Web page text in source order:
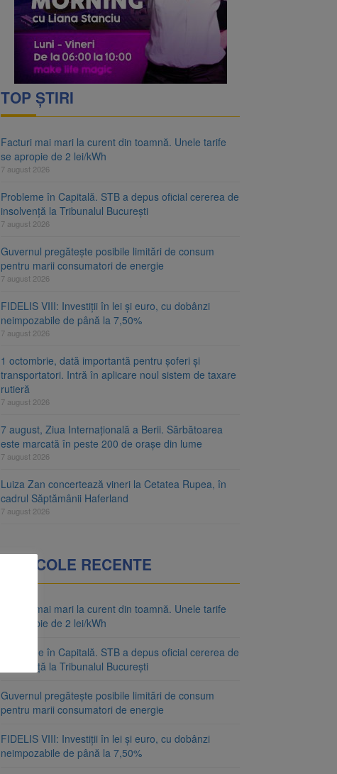
TOP ȘTIRI
Facturi mai mari la curent din toamnă. Unele tarife
se apropie de 2 lei/kWh
7 august 2026
Probleme în Capitală. STB a depus oficial cererea de
insolvență la Tribunalul București
7 august 2026
Guvernul pregătește posibile limitări de consum
pentru marii consumatori de energie
7 august 2026
FIDELIS VIII: Investiții în lei și euro, cu dobânzi
neimpozabile de până la 7,50%
7 august 2026
1 octombrie, dată importantă pentru șoferi și
transportatori. Intră în aplicare noul sistem de taxare
rutieră
7 august 2026
7 august, Ziua Internațională a Berii. Sărbătoarea
este marcată în peste 200 de orașe din lume
7 august 2026
Luiza Zan concertează vineri la Cetatea Rupea, în
cadrul Săptămânii Haferland
7 august 2026
ARTICOLE RECENTE
Facturi mai mari la curent din toamnă. Unele tarife
se apropie de 2 lei/kWh
Probleme în Capitală. STB a depus oficial cererea de
insolvență la Tribunalul București
Guvernul pregătește posibile limitări de consum
pentru marii consumatori de energie
FIDELIS VIII: Investiții în lei și euro, cu dobânzi
neimpozabile de până la 7,50%